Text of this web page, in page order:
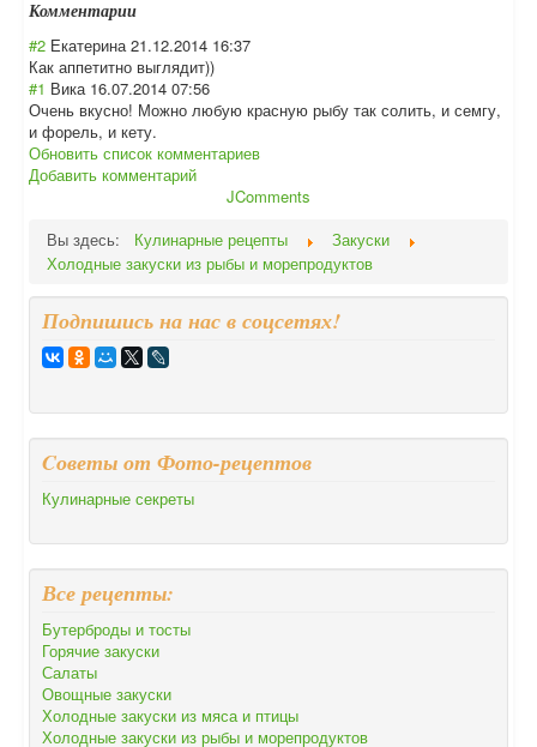
Комментарии
#2 Екатерина 21.12.2014 16:37
Как аппетитно выглядит))
#1 Вика 16.07.2014 07:56
Очень вкусно! Можно любую красную рыбу так солить, и семгу,
и форель, и кету.
Обновить список комментариев
Добавить комментарий
JComments
Вы здесь:
Кулинарные рецепты
Закуски
Холодные закуски из рыбы и морепродуктов
Подпишись на нас в соцсетях!
Cоветы от Фото-рецептов
Кулинарные секреты
Все рецепты:
Бутерброды и тосты
Горячие закуски
Салаты
Овощные закуски
Холодные закуски из мяса и птицы
Холодные закуски из рыбы и морепродуктов